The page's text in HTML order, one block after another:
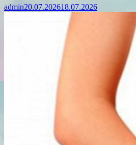
admin20.07.202618.07.2026